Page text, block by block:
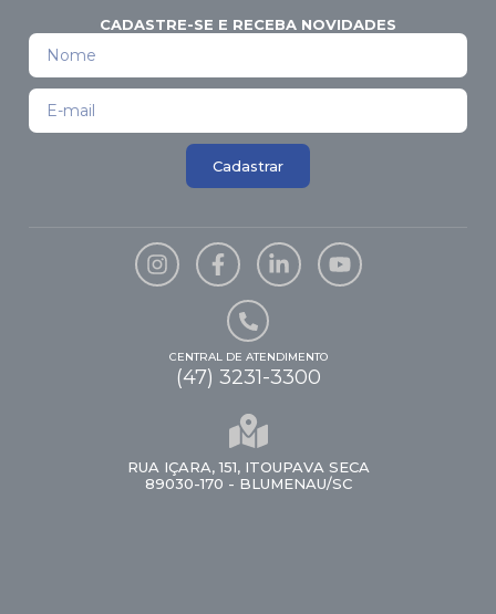
CADASTRE-SE E RECEBA NOVIDADES
Cadastrar
CENTRAL DE ATENDIMENTO
(47) 3231-3300
RUA IÇARA, 151, ITOUPAVA SECA
89030-170 - BLUMENAU/SC